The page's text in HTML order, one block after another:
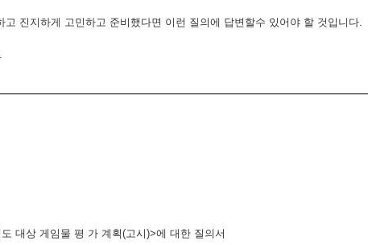
진지하게 고민하고 준비했다면 이런 질의에 답변할수 있어야 할 것입니다.
대상 게임물 평 가 계획(고시)>에 대한 질의서